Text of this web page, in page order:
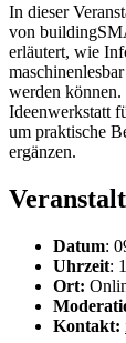
In dieser
von
erläutert, wie
werden
Ideenwerkstatt
um praktische
ergänzen.
Datum:
Uhrzeit:
Ort:
Kontakt: